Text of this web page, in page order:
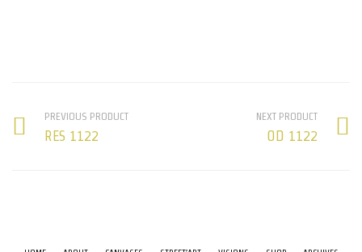
PREVIOUS PRODUCT
RES 1122
NEXT PRODUCT
OD 1122